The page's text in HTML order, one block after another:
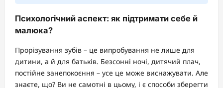
Психологічний аспект: як підтримати себе й
малюка?
Прорізування зубів – це випробування не лише для
дитини, а й для батьків. Безсонні ночі, дитячий плач,
постійне занепокоєння – усе це може виснажувати. Але
знаєте, що? Ви не самотні в цьому, і є способи зберегти